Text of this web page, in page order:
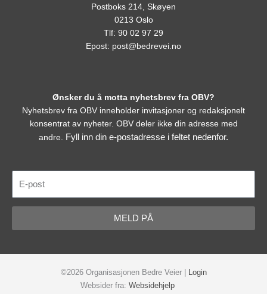
Postboks 214, Skøyen
0213 Oslo
Tlf: 90 02 97 29
Epost: post@bedrevei.no
Ønsker du å motta nyhetsbrev fra OBV?
Nyhetsbrev fra OBV inneholder invitasjoner og redaksjonelt
konsentrat av nyheter. OBV deler ikke din adresse med
andre. Fyll inn din e-postadresse i feltet nedenfor.
post
MELD PÅ
©2026 Organisasjonen Bedre Veier | Login
Websider fra: Websidehjelp